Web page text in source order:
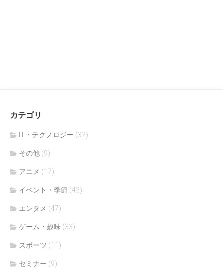
カテゴリ
IT・テクノロジー (32)
その他 (9)
アニメ (17)
イベント・季節 (42)
エンタメ (47)
ゲーム・趣味 (33)
スポーツ (11)
セミナー (9)